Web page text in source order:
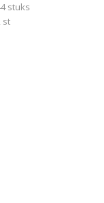
stuks
st